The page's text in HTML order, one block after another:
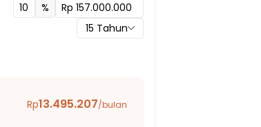
%
15 Tahun
Rp13.495.207/bulan